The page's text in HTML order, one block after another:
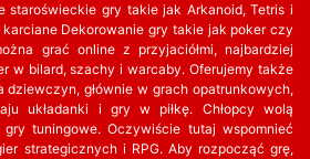
staroświeckie gry takie jak Arkanoid, Tetris i
Dekorowanie gry takie jak poker czy
grać online z przyjaciółmi, najbardziej
w bilard, szachy i warcaby. Oferujemy także
dziewczyn, głównie w grach opatrunkowych,
układanki i gry w piłkę. Chłopcy wolą
tuningowe. Oczywiście tutaj wspomnieć
strategicznych i RPG. Aby rozpocząć grę,